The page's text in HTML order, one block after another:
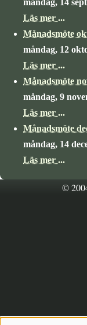
måndag, 14
Läs mer ...
Månadsmöte
måndag, 12
Läs mer ...
Månadsmöte
måndag, 9
Läs mer ...
Månadsmöte
måndag, 14
Läs mer ...
©